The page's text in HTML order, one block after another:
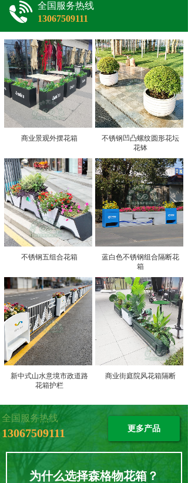
全国服务热线
13067509111
商业景观外摆花箱
不锈钢凹凸螺纹圆形花坛
花钵
不锈钢五组合花箱
蓝白色不锈钢组合隔断花
箱
新中式山水意境市政道路
花箱护栏
商业街庭院风花箱隔断
全国服务热线
13067509111 更多产品
为什么选择森格物花箱？